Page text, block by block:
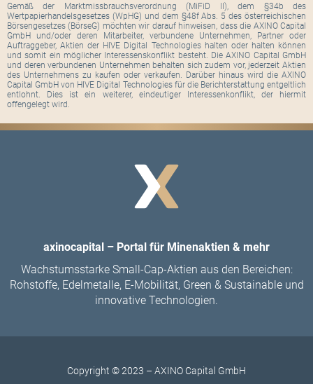
Gemäß der Marktmissbrauchsverordnung (MiFiD II), dem §34b des
Wertpapierhandelsgesetzes (WpHG) und dem §48f Abs. 5 des österreichischen
Börsengesetzes (BörseG) möchten wir darauf hinweisen, dass die AXINO Capital
GmbH und/oder deren Mitarbeiter, verbundene Unternehmen, Partner oder
Auftraggeber, Aktien der HIVE Digital Technologies halten oder halten können
und somit ein möglicher Interessenskonflikt besteht. Die AXINO Capital GmbH
und deren verbundenen Unternehmen behalten sich zudem vor, jederzeit Aktien
des Unternehmens zu kaufen oder verkaufen. Darüber hinaus wird die AXINO
Capital GmbH von HIVE Digital Technologies für die Berichterstattung entgeltlich
entlohnt. Dies ist ein weiterer, eindeutiger Interessenkonflikt, der hiermit
offengelegt wird.
axinocapital – Portal für Minenaktien & mehr
Wachstumsstarke Small-Cap-Aktien aus den Bereichen:
Rohstoffe, Edelmetalle, E-Mobilität, Green & Sustainable und
innovative Technologien.
Copyright © 2023 – AXINO Capital GmbH